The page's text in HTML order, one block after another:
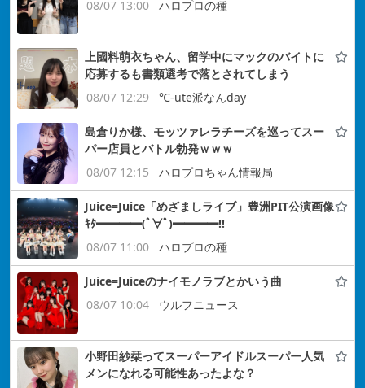
08/07 13:00 ハロプロの種
上國料萌衣ちゃん、留学中にマックのバイトに
応募するも書類選考で落とされてしまう
08/07 12:29
℃-ute派なんday
島倉りか様、モッツァレラチーズを巡ってスー
パー店員とバトル勃発ｗｗｗ
08/07 12:15
ハロプロちゃん情報局
Juice=Juice「めざましライブ」豊洲PIT公演画像
ｷﾀ━━━━(ﾟ∀ﾟ)━━━━!!
08/07 11:00
ハロプロの種
Juice=Juiceのナイモノラブとかいう曲
08/07 10:04
ウルフニュース
小野田紗栞ってスーパーアイドルスーパー人気
メンになれる可能性あったよな？